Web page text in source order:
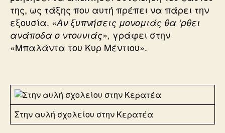
της, ως τάξης που αυτή πρέπει να πάρει την
εξουσία. «Αν ξυπνήσεις μονομιάς θα ‘ρθει
ανάποδα ο ντουνιάς», γράφει στην
«Μπαλάντα του Κυρ Μέντιου».
Στην αυλή σχολείου στην Κερατέα